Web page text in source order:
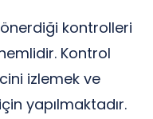
kontrolleri
Kontrol
izlemek ve
yapılmaktadır.